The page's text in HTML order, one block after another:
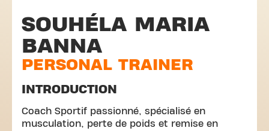
SOUHÉLA MARIA
BANNA
PERSONAL TRAINER
INTRODUCTION
Coach Sportif passionné, spécialisé en
musculation, perte de poids et remise en